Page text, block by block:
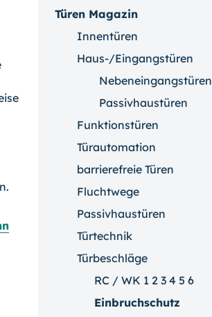
Türen Magazin
Innentüren
Haus-/Eingangstüren
Nebeneingangstüren
Passivhaustüren
Funktionstüren
Türautomation
barrierefreie Türen
Fluchtwege
Passivhaustüren
Türtechnik
Türbeschläge
RC / WK 1 2 3 4 5 6
Einbruchschutz